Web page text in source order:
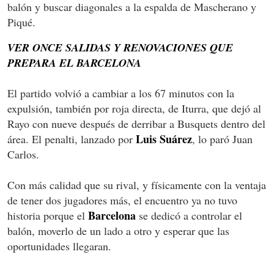
balón y buscar diagonales a la espalda de Mascherano y
Piqué.
VER ONCE SALIDAS Y RENOVACIONES QUE
PREPARA EL BARCELONA
El partido volvió a cambiar a los 67 minutos con la
expulsión, también por roja directa, de Iturra, que dejó al
Rayo con nueve después de derribar a Busquets dentro del
área. El penalti, lanzado por Luis Suárez, lo paró Juan
Carlos.
Con más calidad que su rival, y físicamente con la ventaja
de tener dos jugadores más, el encuentro ya no tuvo
historia porque el Barcelona se dedicó a controlar el
balón, moverlo de un lado a otro y esperar que las
oportunidades llegaran.